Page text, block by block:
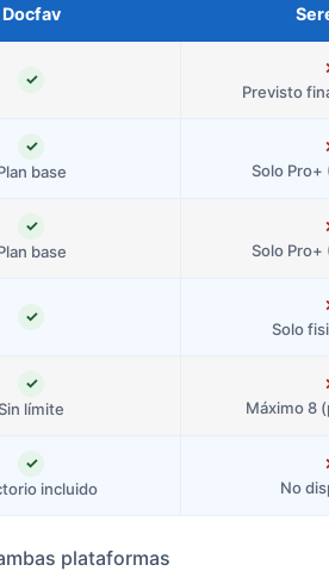
Docfav
✓
Previsto
✓
base Solo
✓
base Solo
✓
Solo
✓
límite Máximo 8
✓
incluido No
plataformas